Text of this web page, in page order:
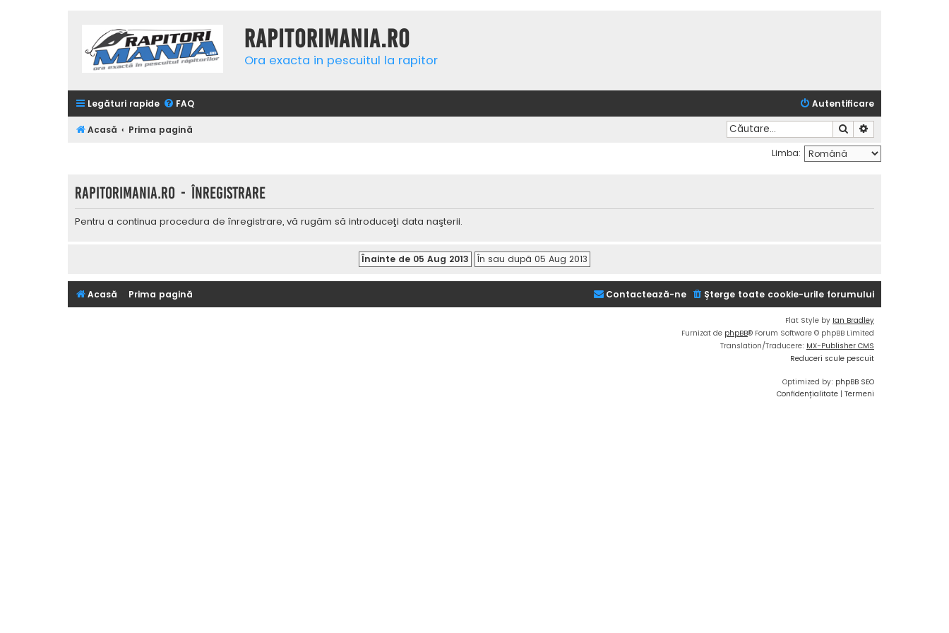
Rapitorimania.ro
Ora exacta in pescuitul la rapitor
Legături rapide FAQ Autentificare
Acasă Prima pagină Căutare
Limba:
Rapitorimania.ro - Înregistrare
Pentru a continua procedura de înregistrare, vă rugăm să introduceţi data naşterii.
Acasă Prima pagină Şterge toate cookie-urile forumului
Contactează-ne
Flat Style by Ian Bradley
Furnizat de phpBB® Forum Software © phpBB Limited
Translation/Traducere: MX-Publisher CMS
Reduceri scule pescuit
Optimized by: phpBB SEO
Confidențialitate | Termeni